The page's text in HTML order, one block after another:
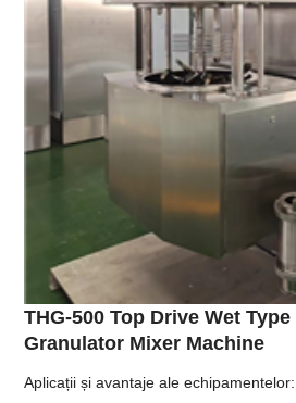
THG-500 Top Drive Wet
Granulator Mixer Machine
Aplicații și avantaje ale